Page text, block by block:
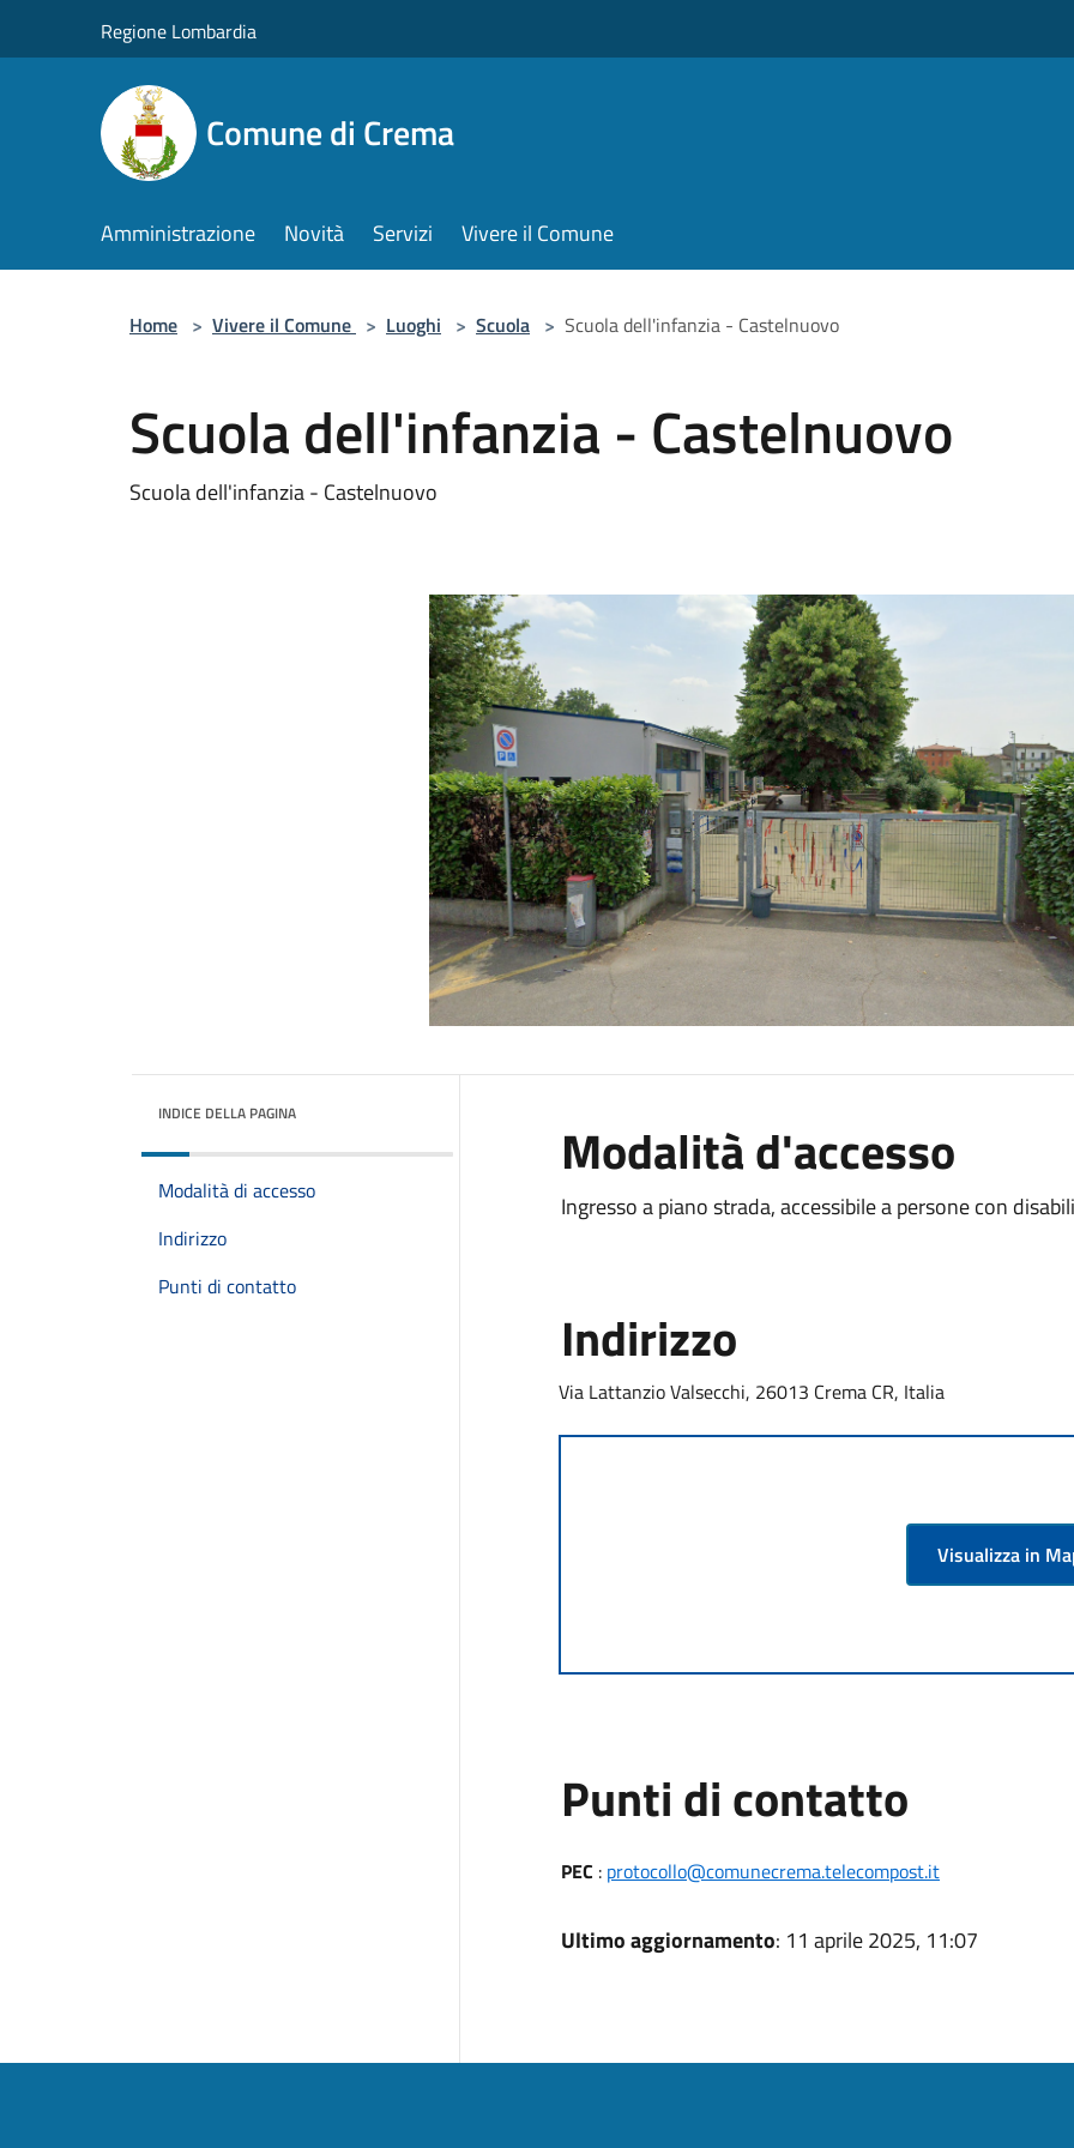
Regione Lombardia
Comune di Crema
Amministrazione Novità Servizi Vivere il Comune
Home > Vivere il Comune > Luoghi > Scuola > Scuola dell'infanzia - Castelnuovo
Scuola dell'infanzia - Castelnuovo
Scuola dell'infanzia - Castelnuovo
INDICE DELLA PAGINA
Modalità di accesso
Indirizzo
Punti di contatto
Modalità d'accesso
Ingresso a piano strada, accessibile a persone con
Indirizzo
Via Lattanzio Valsecchi, 26013 Crema CR, Italia
Visualizza in
Punti di contatto
PEC : protocollo@comunecrema.telecompost.it
Ultimo aggiornamento: 11 aprile 2025, 11:07